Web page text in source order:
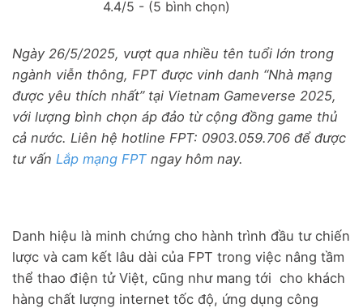
4.4/5 - (5 bình chọn)
Ngày 26/5/2025, vượt qua nhiều tên tuổi lớn trong
ngành viễn thông, FPT được vinh danh “Nhà mạng
được yêu thích nhất” tại Vietnam Gameverse 2025,
với lượng bình chọn áp đảo từ cộng đồng game thủ
cả nước. Liên hệ hotline FPT: 0903.059.706 để được
tư vấn Lắp mạng FPT ngay hôm nay.
Danh hiệu là minh chứng cho hành trình đầu tư chiến
lược và cam kết lâu dài của FPT trong việc nâng tầm
thể thao điện tử Việt, cũng như mang tới cho khách
hàng chất lượng internet tốc độ, ứng dụng công